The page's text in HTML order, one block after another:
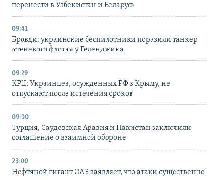
перенести в Узбекистан и Беларусь
09:41
Бровди: украинские беспилотники поразили танкер
«теневого флота» у Геленджика
09:29
КРЦ: Украинцев, осужденных РФ в Крыму, не
отпускают после истечения сроков
09:00
Турция, Саудовская Аравия и Пакистан заключили
соглашение о взаимной обороне
23:00
Нефтяной гигант ОАЭ заявляет, что атаки существенно